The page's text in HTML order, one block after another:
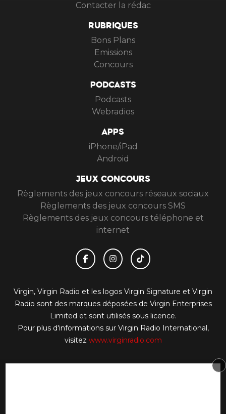
Contacter la rédac
RUBRIQUES
Bons Plans
Emissions
Concours
PODCASTS
Podcasts
Webradios
APPS
iPhone/iPad
Android
JEUX CONCOURS
Règlements des jeux concours réseaux sociaux
Règlements des jeux concours SMS
Règlements des jeux concours téléphone et
internet
Virgin, Virgin Radio et les logos Virgin Signature et Virgin
Radio sont des marques déposées de Virgin Enterprises
Limited et sont utilisés sous licence.
Pour plus d'informations sur Virgin Radio International,
visitez www.virginradio.com